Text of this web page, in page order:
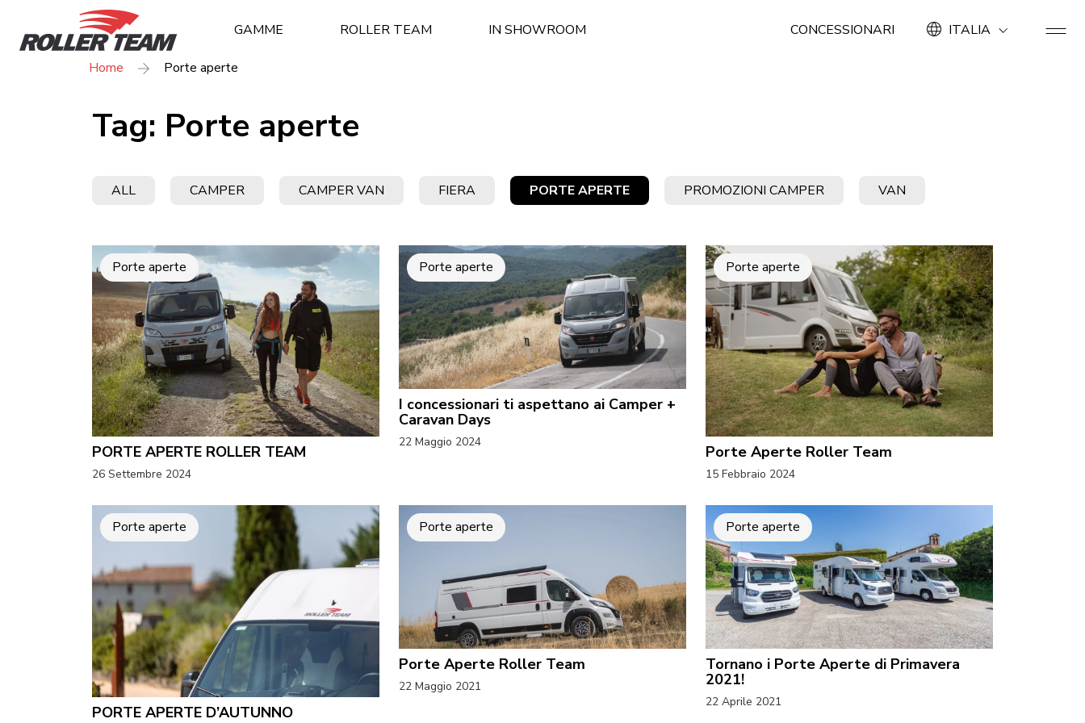
GAMME ROLLER TEAM IN SHOWROOM CONCESSIONARI ITALIA
Home Porte aperte
Tag: Porte aperte
ALL CAMPER CAMPER VAN FIERA PORTE APERTE PROMOZIONI CAMPER VAN
Porte aperte
PORTE APERTE ROLLER TEAM
26 Settembre 2024
Porte aperte
I concessionari ti aspettano ai Camper +
Caravan Days
22 Maggio 2024
Porte aperte
Porte Aperte Roller Team
15 Febbraio 2024
Porte aperte
PORTE APERTE D’AUTUNNO
Porte aperte
Porte Aperte Roller Team
22 Maggio 2021
Porte aperte
Tornano i Porte Aperte di Primavera
2021!
22 Aprile 2021